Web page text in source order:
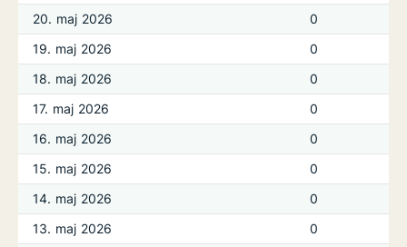
20. maj 2026
0
19. maj 2026
0
18. maj 2026
0
17. maj 2026
0
16. maj 2026
0
15. maj 2026
0
14. maj 2026
0
13. maj 2026
0